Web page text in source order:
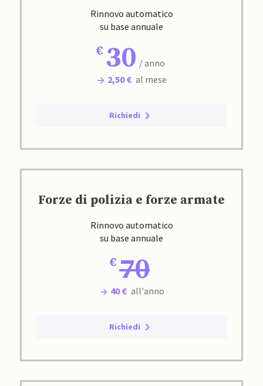
Rinnovo automatico
su base annuale
30 / anno
2,50 € al mese
Richiedi
Forze di polizia e forze armate
Rinnovo automatico
su base annuale
70
40 € all'anno
Richiedi